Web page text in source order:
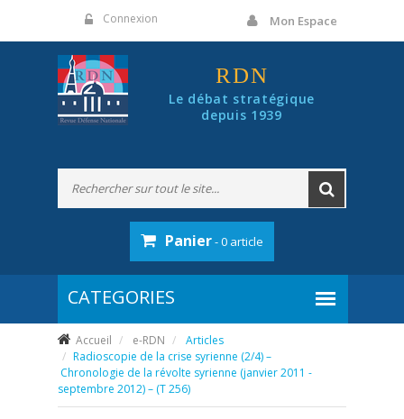
Connexion Mon Espace
RDN
Le débat stratégique
depuis 1939
Panier- 0 article
Accueil e-RDN
Articles
Radioscopie de la crise syrienne (2/4) –
Chronologie de la révolte syrienne (janvier 2011 -
septembre 2012) – (T 256)